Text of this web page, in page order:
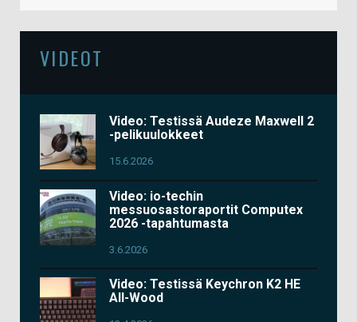
VIDEOT
Video: Testissä Audeze Maxwell 2
-pelikuulokkeet
15.6.2026
Video: io-techin
messuosastoraportit Computex
2026 -tapahtumasta
3.6.2026
Video: Testissä Keychron K2 HE
All-Wood